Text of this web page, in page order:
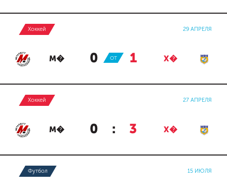
Хоккей 29 АПРЕЛЯ
М� 0 : 1 Х�
ОТ
Хоккей 27 АПРЕЛЯ
М� 0 : 3 Х�
Футбол 15 ИЮЛЯ